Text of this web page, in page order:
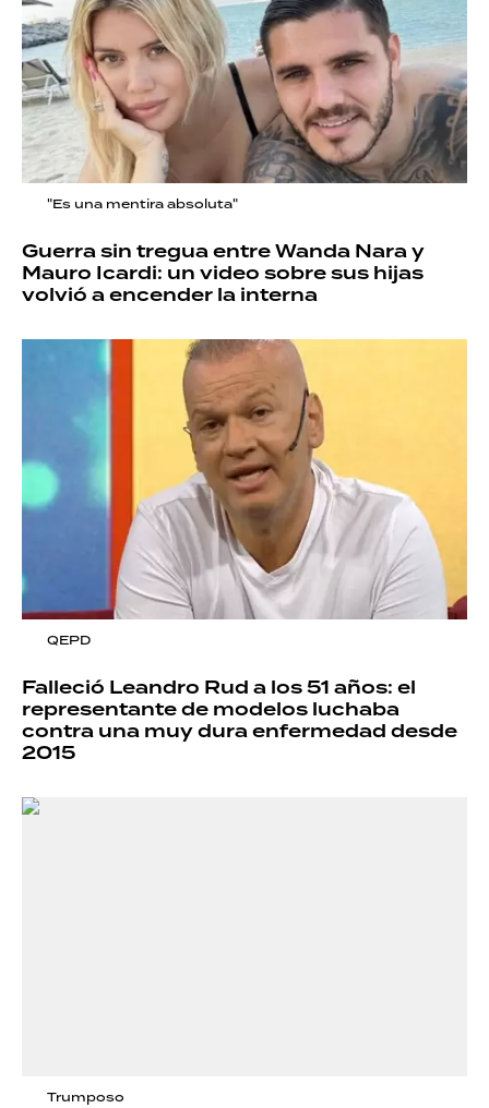
"Es una mentira absoluta"
Guerra sin tregua entre Wanda Nara y
Mauro Icardi: un video sobre sus hijas
volvió a encender la interna
QEPD
Falleció Leandro Rud a los 51 años: el
representante de modelos luchaba
contra una muy dura enfermedad desde
2015
Trumposo